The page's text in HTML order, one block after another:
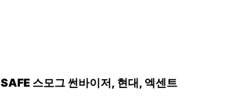
SAFE 스모그 썬바이저, 현대, 엑센트